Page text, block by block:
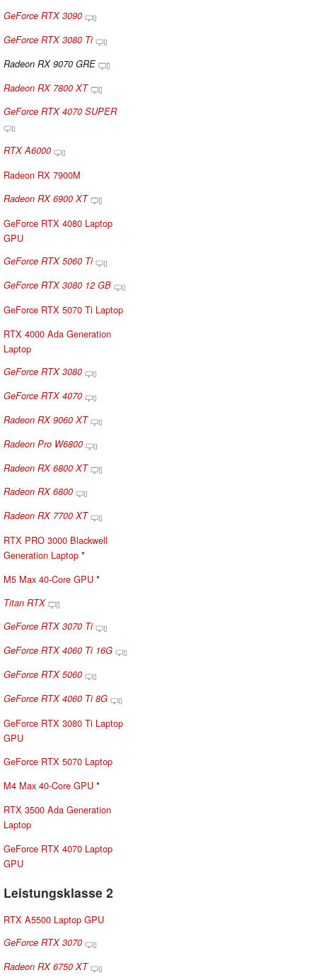
GeForce RTX 3090
GeForce RTX 3080 Ti
Radeon RX 9070 GRE
Radeon RX 7800 XT
GeForce RTX 4070 SUPER
RTX A6000
Radeon RX 7900M
Radeon RX 6900 XT
GeForce RTX 4080 Laptop
GPU
GeForce RTX 5060 Ti
GeForce RTX 3080 12 GB
GeForce RTX 5070 Ti Laptop
RTX 4000 Ada Generation
Laptop
GeForce RTX 3080
GeForce RTX 4070
Radeon RX 9060 XT
Radeon Pro W6800
Radeon RX 6800 XT
Radeon RX 6800
Radeon RX 7700 XT
RTX PRO 3000 Blackwell
Generation Laptop *
M5 Max 40-Core GPU *
Titan RTX
GeForce RTX 3070 Ti
GeForce RTX 4060 Ti 16G
GeForce RTX 5060
GeForce RTX 4060 Ti 8G
GeForce RTX 3080 Ti Laptop
GPU
GeForce RTX 5070 Laptop
M4 Max 40-Core GPU *
RTX 3500 Ada Generation
Laptop
GeForce RTX 4070 Laptop
GPU
Leistungsklasse 2
RTX A5500 Laptop GPU
GeForce RTX 3070
Radeon RX 6750 XT